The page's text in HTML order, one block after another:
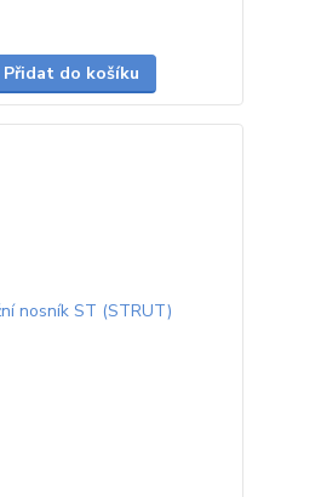
Přidat do košíku